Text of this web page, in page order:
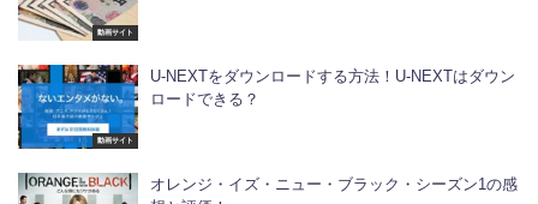
動画サイト
動画サイト
U-NEXTをダウンロードする方法！U-NEXTはダウン
ロードできる？
オレンジ・イズ・ニュー・ブラック・シーズン1の感